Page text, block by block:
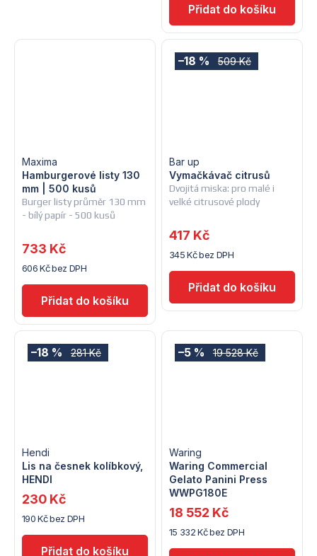
Burger listy průměr 130 mm
- bílý papír - 500 kusů
Hamburgerové listy 130
mm | 500 kusů
Maxima
606 Kč bez DPH
733 Kč
509 Kč
–18 %
Dvojitá miska: pro malé i
velké citrusové plody
Vymačkávač citrusů
Bar up
345 Kč bez DPH
417 Kč
281 Kč
–18 %
Lis na česnek kolíbkový,
HENDI
Hendi
190 Kč bez DPH
230 Kč
19 528 Kč
–5 %
Waring Commercial
Gelato Panini Press
WWPG180E
Waring
15 332 Kč bez DPH
18 552 Kč